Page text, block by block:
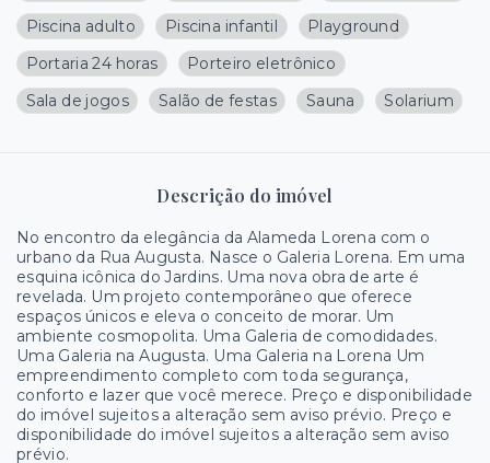
Piscina adulto
Piscina infantil
Playground
Portaria 24 horas
Porteiro eletrônico
Sala de jogos
Salão de festas Sauna Solarium
Descrição do imóvel
No encontro da elegância da Alameda Lorena com o
urbano da Rua Augusta. Nasce o Galeria Lorena. Em uma
esquina icônica do Jardins. Uma nova obra de arte é
revelada. Um projeto contemporâneo que oferece
espaços únicos e eleva o conceito de morar. Um
ambiente cosmopolita. Uma Galeria de comodidades.
Uma Galeria na Augusta. Uma Galeria na Lorena Um
empreendimento completo com toda segurança,
conforto e lazer que você merece. Preço e disponibilidade
do imóvel sujeitos a alteração sem aviso prévio. Preço e
disponibilidade do imóvel sujeitos a alteração sem aviso
prévio.